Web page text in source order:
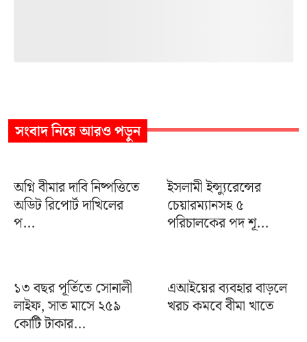
সংবাদনিয়ে আরও পড়ুন
অগ্নি বীমার দাবি নিষ্পত্তিতে
অডিট রিপোর্ট দাখিলের
প...
ইসলামী ইন্স্যুরেন্সের
চেয়ারম্যানসহ ৫
পরিচালকের পদ শূ...
১৩ বছর পূর্তিতে সোনালী
লাইফ, সাত মাসে ২৫৯
কোটি টাকার...
এআইয়ের ব্যবহার বাড়লে
খরচ কমবে বীমা খাতে